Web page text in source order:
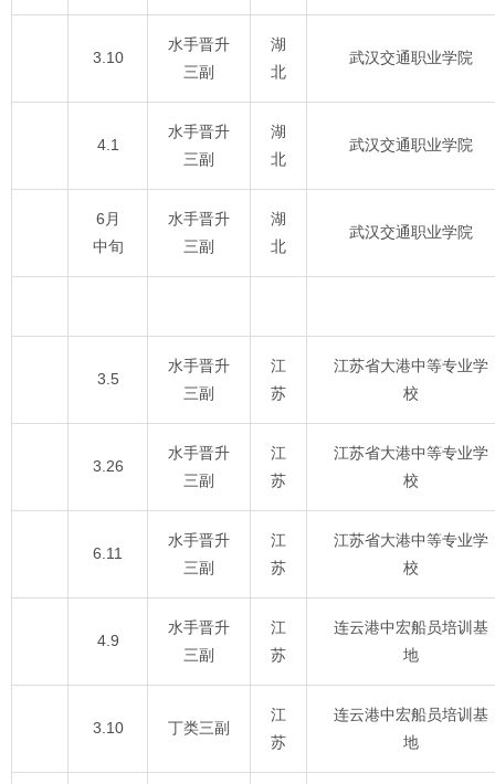
3.10
水手晋升
三副
湖
北
武汉交通职业学院
4.1
水手晋升
三副
湖
北
武汉交通职业学院
6月
中旬
水手晋升
三副
湖
北
武汉交通职业学院
3.5
水手晋升
三副
江
苏
江苏省大港中等专业学
校
3.26
水手晋升
三副
江
苏
江苏省大港中等专业学
校
6.11
水手晋升
三副
江
苏
江苏省大港中等专业学
校
4.9
水手晋升
三副
江
苏
连云港中宏船员培训基
地
3.10 丁类三副
江
苏
连云港中宏船员培训基
地